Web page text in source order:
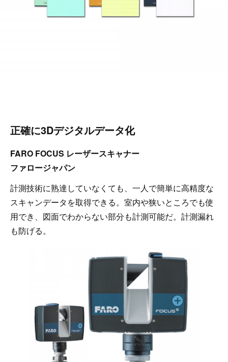
正確に3Dデジタルデータ化
FARO FOCUS レーザースキャナー
ファロージャパン
計測技術に熟達していなくても、一人で簡単に高精度な
スキャンデータを取得できる。室内や狭いところでも使
用でき、図面でわからない部分も計測可能だ。計測漏れ
も防げる。